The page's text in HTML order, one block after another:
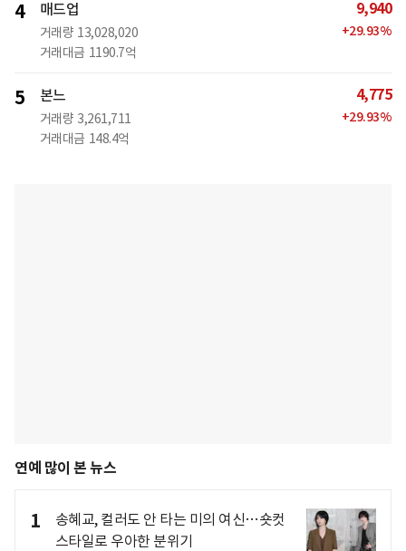
4 매드업
거래량 13,028,020
거래대금 1190.7억
9,940
+29.93%
5 본느
거래량 3,261,711
거래대금 148.4억
4,775
+29.93%
연예 많이 본 뉴스
1
송혜교, 컬러도 안 타는 미의 여신…숏컷
스타일로 우아한 분위기